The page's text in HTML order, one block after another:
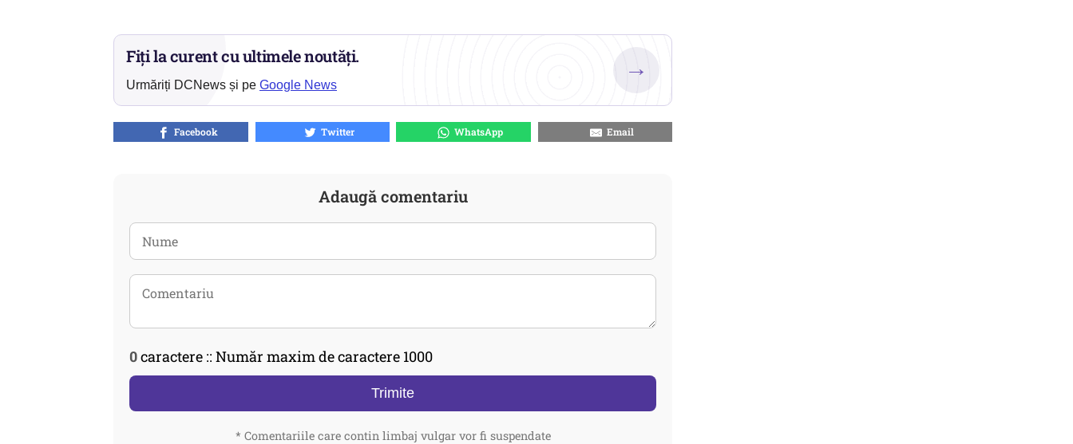
Fiți la curent cu ultimele noutăți.
Urmăriți DCNews și pe Google News
→
Facebook Twitter WhatsApp Email
Adaugă comentariu
0caractere :: Număr maxim de caractere 1000
Trimite
* Comentariile care contin limbaj vulgar vor fi suspendate